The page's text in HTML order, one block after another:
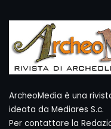
ArcheoMedia è una
ideata da Mediares S.c.
Per contattare la